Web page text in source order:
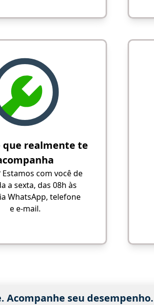
que realmente te
Estamos com você de
a sexta, das 08h às
WhatsApp, telefone
e e-mail.
Acompanhe seu desempenho.